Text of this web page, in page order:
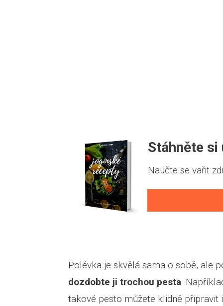
Stáhněte
Naučte se vařit
Polévka je skvělá sama o sobě, ale
dozdobte ji trochou pesta.
takové pesto můžete klidně připravit